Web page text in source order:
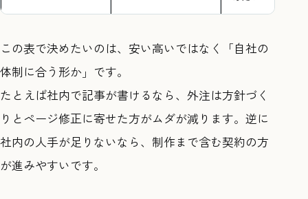
この表で決めたいのは、安い高いではなく「自社の
体制に合う形か」です。
たとえば社内で記事が書けるなら、外注は方針づく
りとページ修正に寄せた方がムダが減ります。逆に
社内の人手が足りないなら、制作まで含む契約の方
が進みやすいです。